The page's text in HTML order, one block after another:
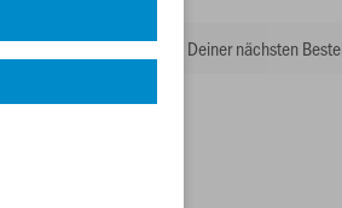
Lust auf 30% Rabatt bei Deiner nächsten